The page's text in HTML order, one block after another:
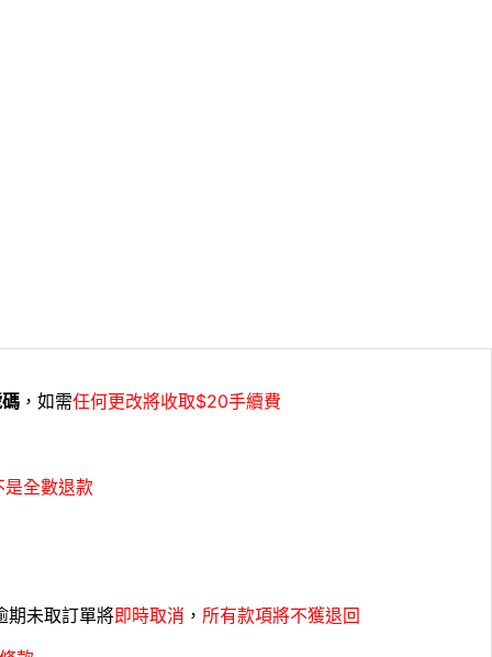
，如需任何更改將收取$20手續費
是全數退款
期未取訂單將即時取消 ， 所有款項將不獲退回